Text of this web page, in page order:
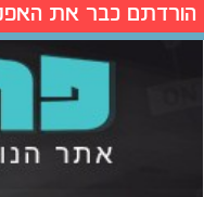
הורדתם כבר את